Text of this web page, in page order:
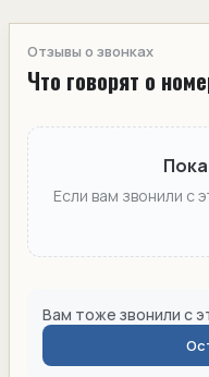
Отзывы о звонках
Что говорят о
Если вам звонили с
Вам тоже звонили с